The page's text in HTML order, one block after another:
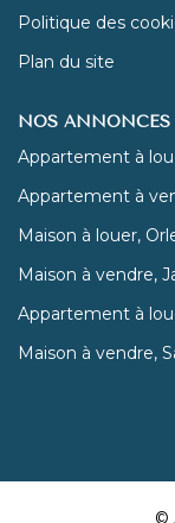
Politique des
Plan du site
NOS ANNONCES
Appartement à
Appartement à
Maison à louer,
Maison à vendre,
Appartement à
Maison à vendre,
©